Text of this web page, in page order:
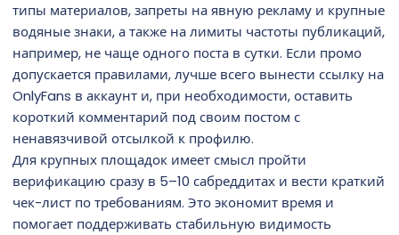
типы материалов, запреты на явную рекламу и крупные
водяные знаки, а также на лимиты частоты публикаций,
например, не чаще одного поста в сутки. Если промо
допускается правилами, лучше всего вынести ссылку на
OnlyFans в аккаунт и, при необходимости, оставить
короткий комментарий под своим постом с
ненавязчивой отсылкой к профилю.
Для крупных площадок имеет смысл пройти
верификацию сразу в 5–10 сабреддитах и вести краткий
чек-лист по требованиям. Это экономит время и
помогает поддерживать стабильную видимость